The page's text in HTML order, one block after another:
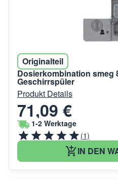
Originalteil
Dosierkombination smeg
Geschirrspüler
Produkt Details
71,09 €
1-2 Werktage
(1)
IN DEN